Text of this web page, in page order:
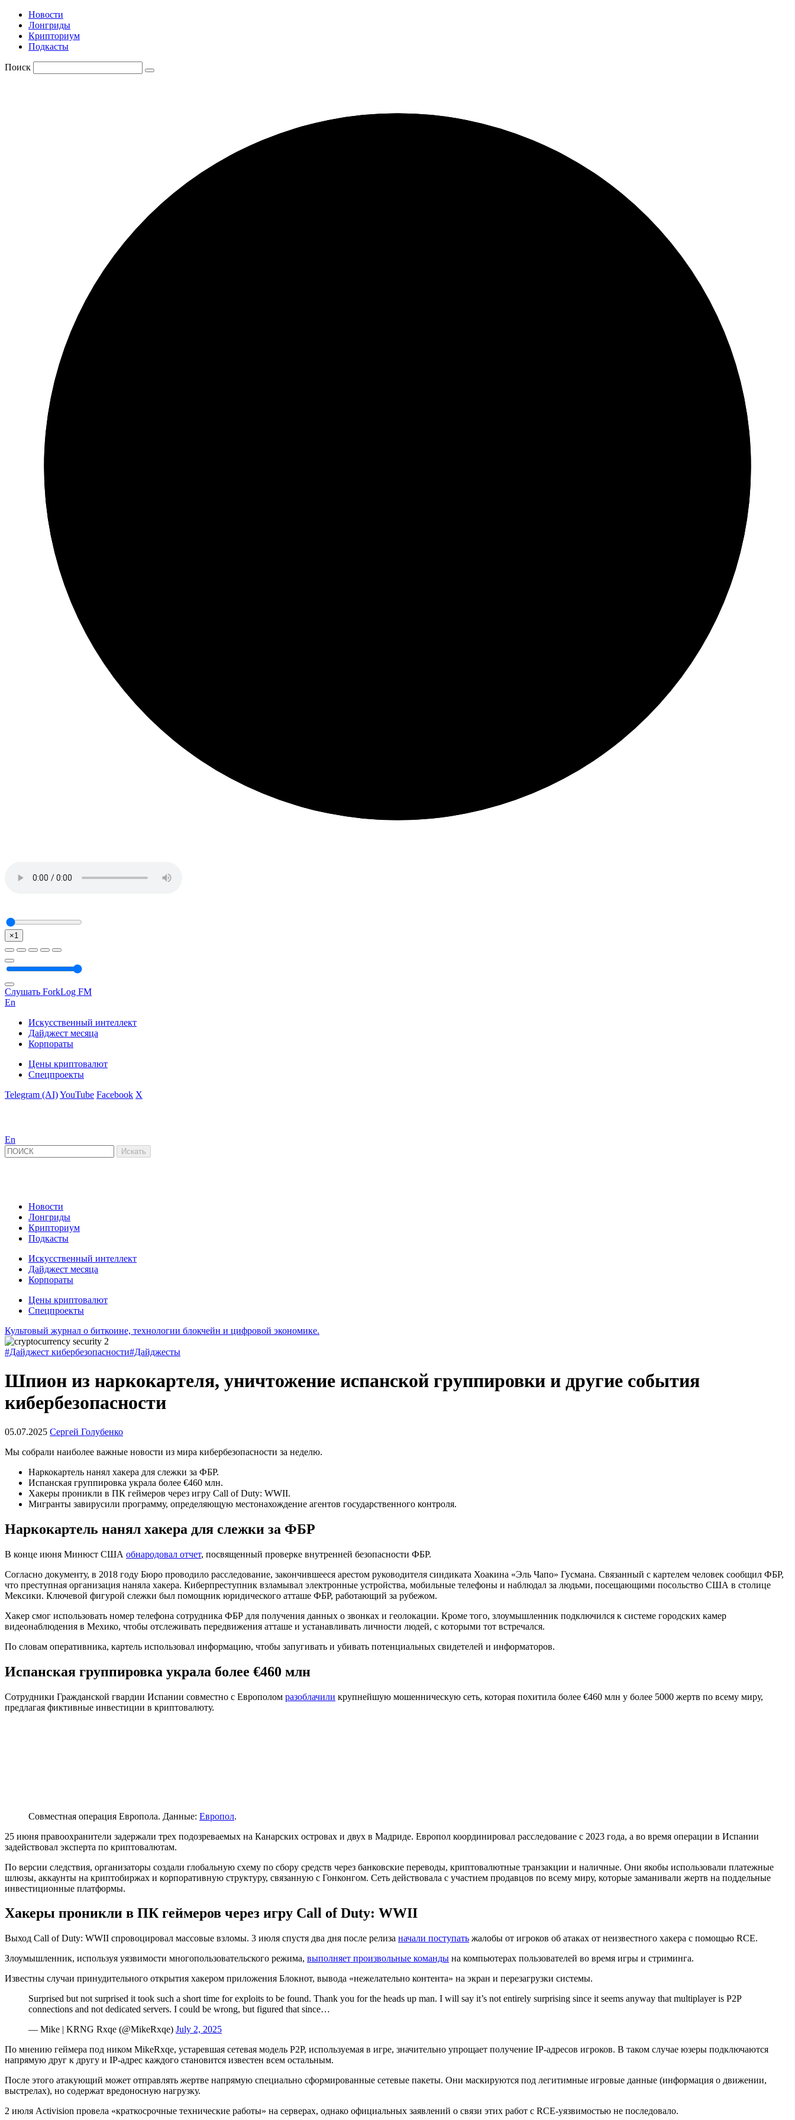
Новости
Лонгриды
Крипториум
Подкасты
Поиск
×1
Слушать ForkLog FM
En
Искусственный интеллект
Дайджест месяца
Корпораты
Цены криптовалют
Спецпроекты
Telegram (AI)YouTube Facebook X
En
Новости
Лонгриды
Крипториум
Подкасты
Искусственный интеллект
Дайджест месяца
Корпораты
Цены криптовалют
Спецпроекты
Культовый журнал о биткоине, технологии блокчейн и цифровой экономике.
#Дайджест кибербезопасности#Дайджесты
Шпион из наркокартеля, уничтожение испанской группировки и другие события
кибербезопасности
05.07.2025 Сергей Голубенко
Мы собрали наиболее важные новости из мира кибербезопасности за неделю.
Наркокартель нанял хакера для слежки за ФБР.
Испанская группировка украла более €460 млн.
Хакеры проникли в ПК геймеров через игру Call of Duty: WWII.
Мигранты завирусили программу, определяющую местонахождение агентов государственного контроля.
Наркокартель нанял хакера для слежки за ФБР
В конце июня Минюст США обнародовал отчет, посвященный проверке внутренней безопасности ФБР.
Согласно документу, в 2018 году Бюро проводило расследование, закончившееся арестом руководителя синдиката Хоакина «Эль Чапо» Гусмана. Связанный с картелем человек сообщил ФБР,
что преступная организация наняла хакера. Киберпреступник взламывал электронные устройства, мобильные телефоны и наблюдал за людьми, посещающими посольство США в столице
Мексики. Ключевой фигурой слежки был помощник юридического атташе ФБР, работающий за рубежом.
Хакер смог использовать номер телефона сотрудника ФБР для получения данных о звонках и геолокации. Кроме того, злоумышленник подключился к системе городских камер
видеонаблюдения в Мехико, чтобы отслеживать передвижения атташе и устанавливать личности людей, с которыми тот встречался.
По словам оперативника, картель использовал информацию, чтобы запугивать и убивать потенциальных свидетелей и информаторов.
Испанская группировка украла более €460 млн
Сотрудники Гражданской гвардии Испании совместно с Европолом разоблачили крупнейшую мошенническую сеть, которая похитила более €460 млн у более 5000 жертв по всему миру,
предлагая фиктивные инвестиции в криптовалюту.
Совместная операция Европола. Данные: Европол.
25 июня правоохранители задержали трех подозреваемых на Канарских островах и двух в Мадриде. Европол координировал расследование с 2023 года, а во время операции в Испании
задействовал эксперта по криптовалютам.
По версии следствия, организаторы создали глобальную схему по сбору средств через банковские переводы, криптовалютные транзакции и наличные. Они якобы использовали платежные
шлюзы, аккаунты на криптобиржах и корпоративную структуру, связанную с Гонконгом. Сеть действовала с участием продавцов по всему миру, которые заманивали жертв на поддельные
инвестиционные платформы.
Хакеры проникли в ПК геймеров через игру Call of Duty: WWII
Выход Call of Duty: WWII спровоцировал массовые взломы. 3 июля спустя два дня после релиза начали поступать жалобы от игроков об атаках от неизвестного хакера с помощью RCE.
Злоумышленник, используя уязвимости многопользовательского режима, выполняет произвольные команды на компьютерах пользователей во время игры и стриминга.
Известны случаи принудительного открытия хакером приложения Блокнот, вывода «нежелательно контента» на экран и перезагрузки системы.
Surprised but not surprised it took such a short time for exploits to be found. Thank you for the heads up man. I will say it’s not entirely surprising since it seems anyway that multiplayer is P2P
connections and not dedicated servers. I could be wrong, but figured that since…
— Mike | KRNG Rxqe (@MikeRxqe) July 2, 2025
По мнению геймера под ником MikeRxqe, устаревшая сетевая модель P2P, используемая в игре, значительно упрощает получение IP-адресов игроков. В таком случае юзеры подключаются
напрямую друг к другу и IP-адрес каждого становится известен всем остальным.
После этого атакующий может отправлять жертве напрямую специально сформированные сетевые пакеты. Они маскируются под легитимные игровые данные (информация о движении,
выстрелах), но содержат вредоносную нагрузку.
2 июля Activision провела «краткосрочные технические работы» на серверах, однако официальных заявлений о связи этих работ с RCE-уязвимостью не последовало.